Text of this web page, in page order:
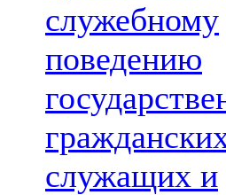
служебному
поведению
служащих и